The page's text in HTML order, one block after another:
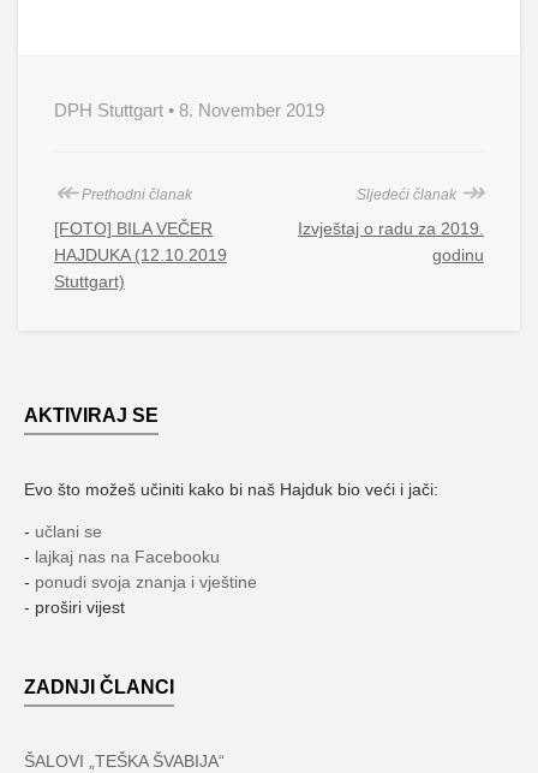
DPH Stuttgart • 8. November 2019
↞Prethodni članak
[FOTO] BILA VEČER
HAJDUKA (12.10.2019
Stuttgart)
Sljedeći članak ↠
Izvještaj o radu za 2019.
godinu
AKTIVIRAJ SE
Evo što možeš učiniti kako bi naš Hajduk bio veći i jači:
- učlani se
- lajkaj nas na Facebooku
- ponudi svoja znanja i vještine
- proširi vijest
ZADNJI ČLANCI
ŠALOVI „TEŠKA ŠVABIJA“